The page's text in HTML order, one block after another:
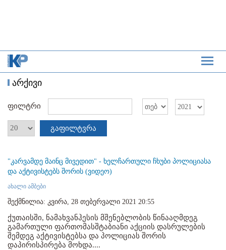
არქივი
ფილტრი
გაფილტვრა
"კარვამდე მაინც მივედით" - ხელჩართული ჩხუბი პოლიციასა
და აქტივისტებს შორის (ვიდეო)
ახალი ამბები
შექმნილია: კვირა, 28 თებერვალი 2021 20:55
ქუთაისში, ნამახვანჰესის მშენებლობის წინააღმდეგ
გამართული ფართომასშტაბიანი აქციის დასრულების
შემდეგ აქტივისტებსა და პოლიციას შორის
დაპირისპირება მოხდა....